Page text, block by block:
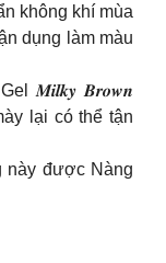
không khí mùa
dụng làm màu
𝑴𝒊𝒍𝒌𝒚 𝑩𝒓𝒐𝒘𝒏
lại có thể tận
này được Nàng